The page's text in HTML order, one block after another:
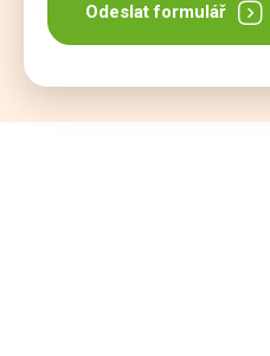
Odeslat formulář